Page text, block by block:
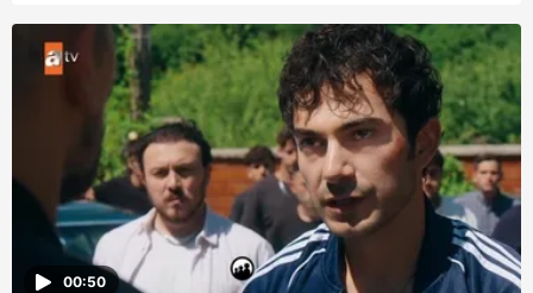
6698 sayılı Kişisel Verilerin Korunması Kanunu uyarınca
hazırlanmış Aydınlatma Metnimizi okumak ve sitemizde
ilgili mevzuata uygun olarak kullanılan çerezlerle ilgili bilgi
almak için lütfentıklayınız.
00:50